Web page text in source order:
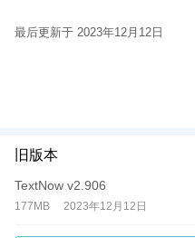
最后更新于 2023年12月12日
旧版本
TextNow v2.906
177MB 2023年12月12日